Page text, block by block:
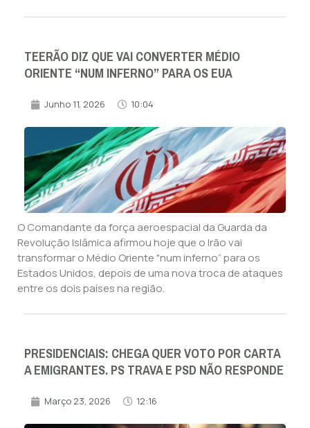
TEERÃO DIZ QUE VAI CONVERTER MÉDIO
ORIENTE “NUM INFERNO” PARA OS EUA
Junho 11, 2026 10:04
O Comandante da força aeroespacial da Guarda da
Revolução Islâmica afirmou hoje que o Irão vai
transformar o Médio Oriente "num inferno” para os
Estados Unidos, depois de uma nova troca de ataques
entre os dois países na região.
PRESIDENCIAIS: CHEGA QUER VOTO POR CARTA
A EMIGRANTES. PS TRAVA E PSD NÃO RESPONDE
Março 23, 2026 12:16